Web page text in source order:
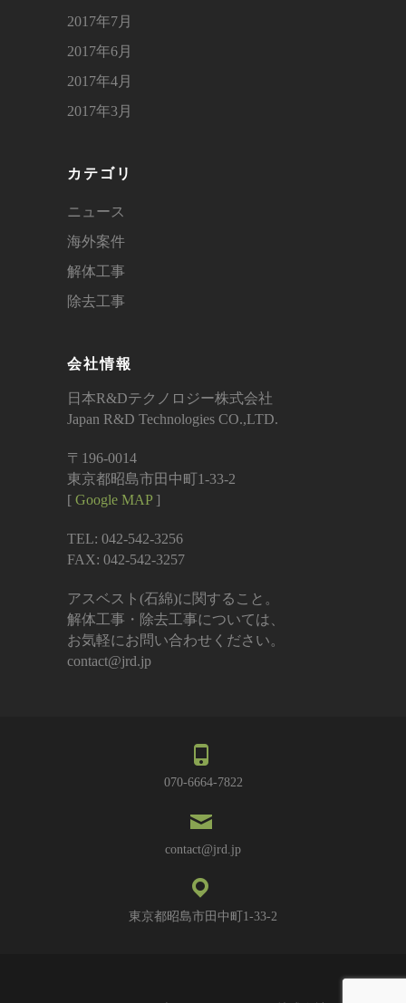
2017年7月
2017年6月
2017年4月
2017年3月
カテゴリ
ニュース
海外案件
解体工事
除去工事
会社情報
日本R&Dテクノロジー株式会社
Japan R&D Technologies CO.,LTD.
〒196-0014
東京都昭島市田中町1-33-2
[ Google MAP]
TEL: 042-542-3256
FAX: 042-542-3257
アスベスト(石綿)に関すること。
解体工事・除去工事については、
お気軽にお問い合わせください。
contact@jrd.jp
070-6664-7822
contact@jrd.jp
東京都昭島市田中町1-33-2